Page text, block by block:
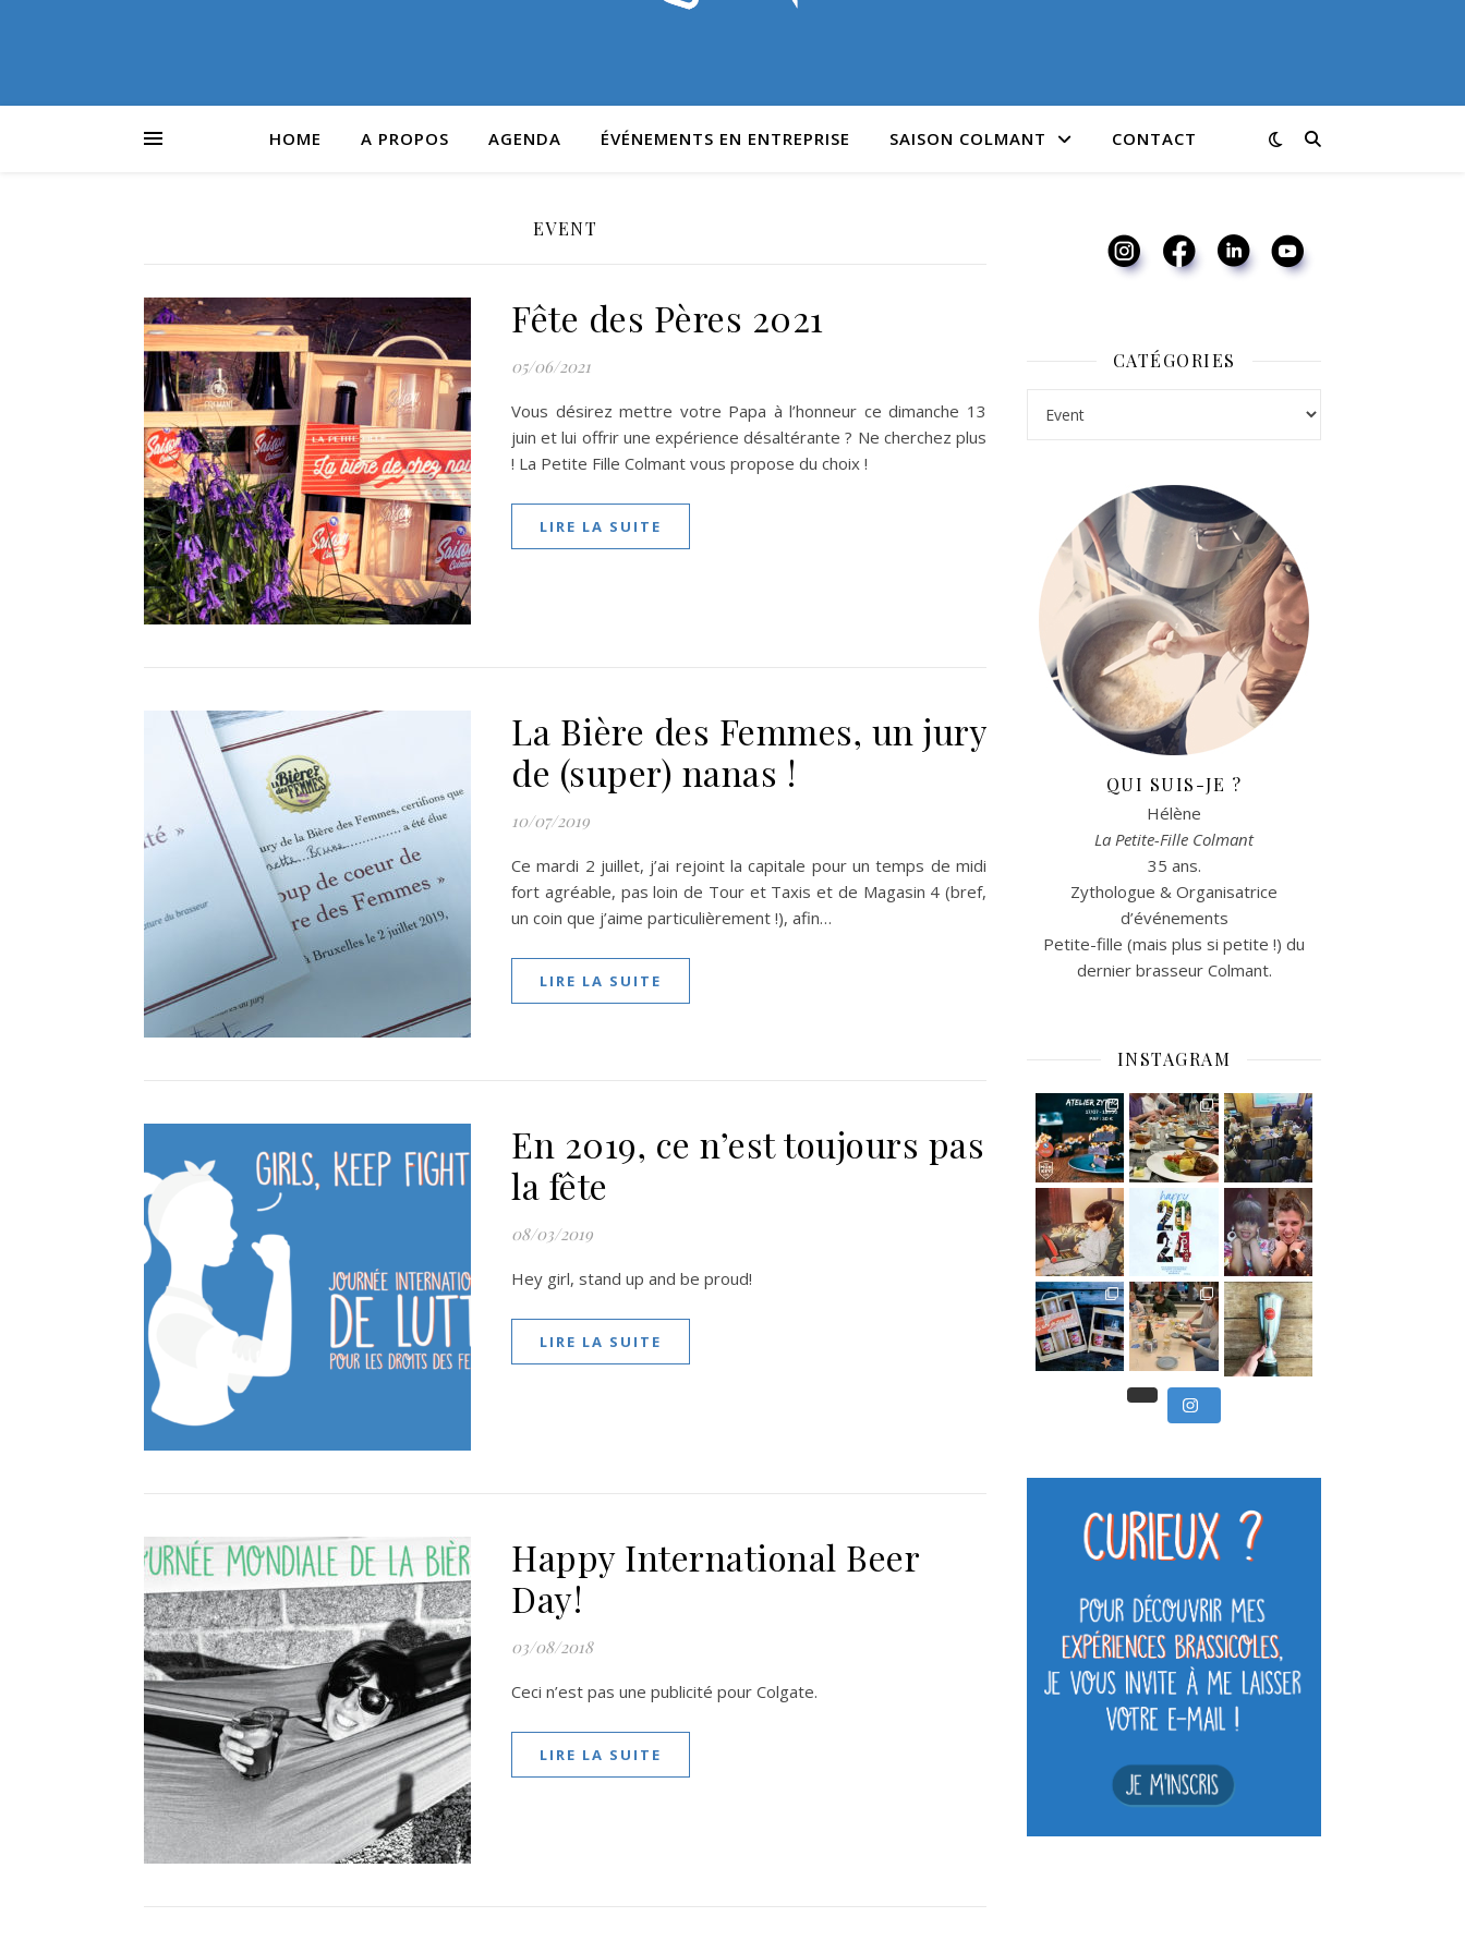
HOME A PROPOS AGENDA ÉVÉNEMENTS EN ENTREPRISE SAISON COLMANT CONTACT
EVENT
Fête des Pères 2021
05/06/2021
Vous désirez mettre votre Papa à l’honneur ce dimanche 13
juin et lui offrir une expérience désaltérante ? Ne cherchez plus
! La Petite Fille Colmant vous propose du choix !
LIRE LA SUITE
La Bière des Femmes, un jury
de (super) nanas !
10/07/2019
Ce mardi 2 juillet, j’ai rejoint la capitale pour un temps de midi
fort agréable, pas loin de Tour et Taxis et de Magasin 4 (bref,
un coin que j’aime particulièrement !), afin…
LIRE LA SUITE
En 2019, ce n’est toujours pas
la fête
08/03/2019
Hey girl, stand up and be proud!
LIRE LA SUITE
Happy International Beer
Day!
03/08/2018
Ceci n’est pas une publicité pour Colgate.
LIRE LA SUITE
CATÉGORIES
QUI SUIS-JE ?
Hélène
La Petite-Fille Colmant
35 ans.
Zythologue & Organisatrice
d’événements
Petite-fille (mais plus si petite !) du
dernier brasseur Colmant.
INSTAGRAM
C’est déjà mercredi !
Viens
, du beau Et tou
] Ce week-end marque
Nous avons clôturé le modu
] Pendant